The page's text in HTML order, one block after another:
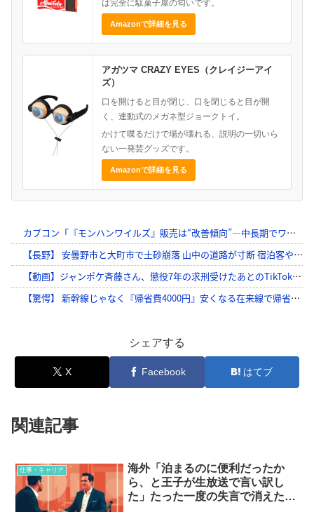
は完全に駄菓子屋の匂いです。
Amazonで詳細を見る
アガツマ CRAZY EYES（クレイジーアイ
ズ）
口を開けると目が閉じ、口を閉じると目が開
く、連動式のメガネ型ジョークトイ。
かけて喋るだけで場が壊れる、説明の一切いら
ない一発芸グッズです。
Amazonで詳細を見る
シェアする
X Facebook はてブ
関連記事
仕事・キャリア
海外「泊まるのに便利だったか
ら、と王子が生放送で言い訳し
た」たった一度の失言で消えた人